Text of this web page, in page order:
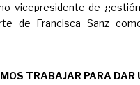
vicepresidente de
de Francisca Sanz
TRABAJAR PARA DAR